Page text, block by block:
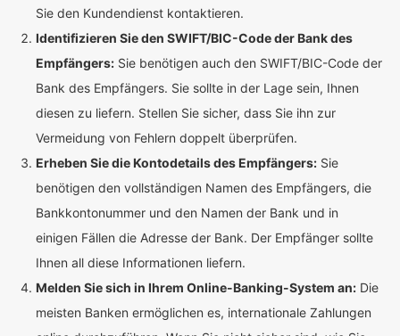
Sie den Kundendienst kontaktieren.
Identifizieren Sie den SWIFT/BIC-Code der Bank des
Empfängers: Sie benötigen auch den SWIFT/BIC-Code der
Bank des Empfängers. Sie sollte in der Lage sein, Ihnen
diesen zu liefern. Stellen Sie sicher, dass Sie ihn zur
Vermeidung von Fehlern doppelt überprüfen.
Erheben Sie die Kontodetails des Empfängers: Sie
benötigen den vollständigen Namen des Empfängers, die
Bankkontonummer und den Namen der Bank und in
einigen Fällen die Adresse der Bank. Der Empfänger sollte
Ihnen all diese Informationen liefern.
Melden Sie sich in Ihrem Online-Banking-System an: Die
meisten Banken ermöglichen es, internationale Zahlungen